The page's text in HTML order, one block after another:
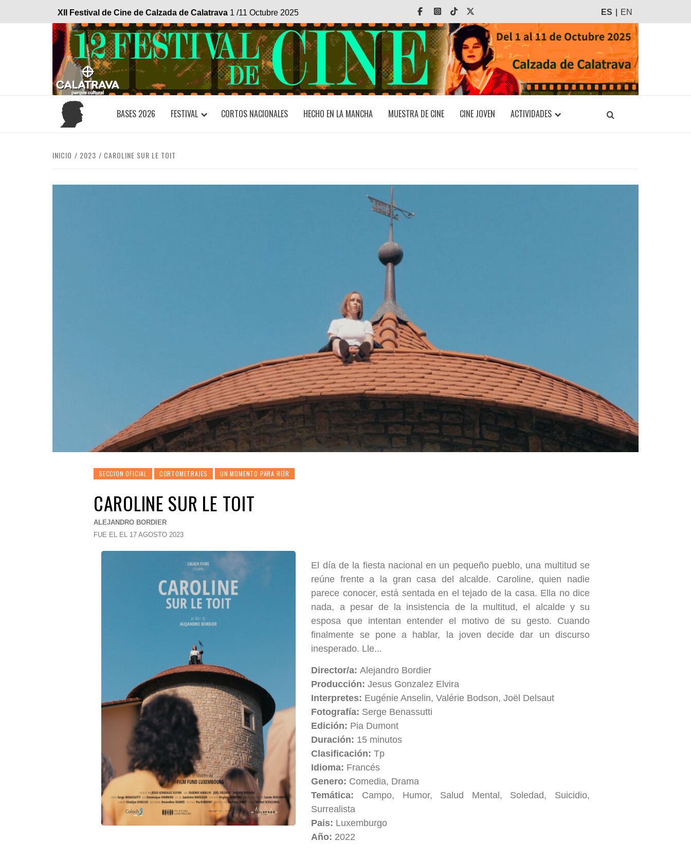
XII Festival de Cine de Calzada de Calatrava 1 /11 Octubre 2025 FacebookInstagram
Tiktok ES EN
BASES 2026 FESTIVAL CORTOS NACIONALES HECHO EN LA MANCHA MUESTRA DE CINE CINE JOVEN ACTIVIDADES
INICIO 2023 CAROLINE SUR LE TOIT
SECCION OFICIAL CORTOMETRAJES UN MOMENTO PARA REÍR
CAROLINE SUR LE TOIT
ALEJANDRO BORDIER
FUE EL EL 17 AGOSTO 2023
El día de la fiesta nacional en un pequeño pueblo, una multitud se
reúne frente a la gran casa del alcalde. Caroline, quien nadie
parece conocer, está sentada en el tejado de la casa. Ella no dice
nada, a pesar de la insistencia de la multitud, el alcalde y su
esposa que intentan entender el motivo de su gesto. Cuando
finalmente se pone a hablar, la joven decide dar un discurso
inesperado. Lle...
Director/a:Alejandro Bordier
Producción:Jesus Gonzalez Elvira
Interpretes: Eugénie Anselin, Valérie Bodson, Joël Delsaut
Fotografía: Serge Benassutti
Edición: Pia Dumont
Duración: 15 minutos
Clasificación:Tp
Idioma: Francés
Genero: Comedia, Drama
Temática: Campo, Humor, Salud Mental, Soledad, Suicidio,
Surrealista
Pais: Luxemburgo
Año: 2022